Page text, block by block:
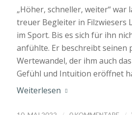
„Höher, schneller, weiter“ war
treuer Begleiter in Filzwiesers
im Sport. Bis es sich für ihn
anfühlte. Er beschreibt seinen
Wertewandel, der ihm auch
Gefühl und Intuition eröffnet
Weiterlesen